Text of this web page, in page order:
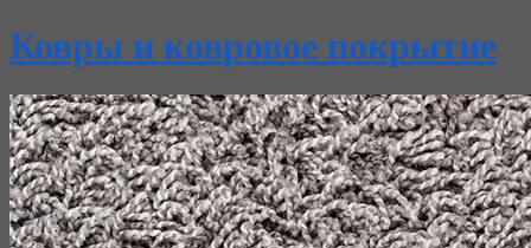
Ковры и ковровое покрытие